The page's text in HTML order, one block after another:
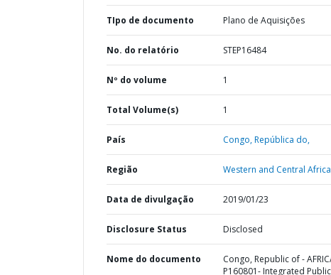
TIpo de documento Plano de Aquisições
No. do relatório STEP16484
Nº do volume 1
Total Volume(s) 1
País Congo,República do,
Região Western and Central
Data de divulgação 2019/01/23
Disclosure Status Disclosed
Nome do documento
Congo, Republic of -
P160801- Integrated Public